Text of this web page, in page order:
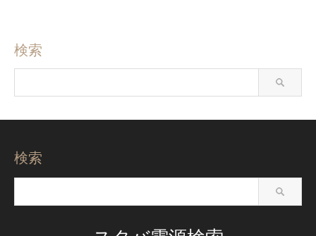
検索
検索